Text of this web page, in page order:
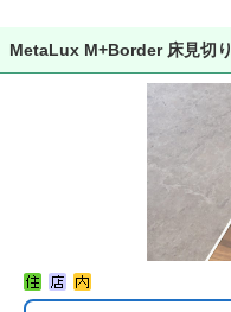
MetaLux M+Border 床見切り